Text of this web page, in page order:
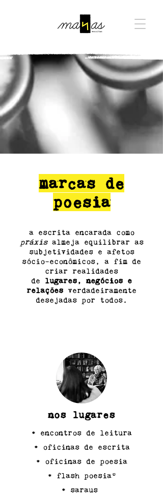
marcas de
poesia
a escrita encarada como
práxisalmeja equilibrar as
subjetividades e afetos
sócio-econômicos, a fim de
criar realidades
de lugares, negócios e
relações verdadeiramente
desejadas por todos.
nos lugares
• encontros de leitura
• oficinas de escrita
• oficinas de poesia
• flash poesia®
• saraus